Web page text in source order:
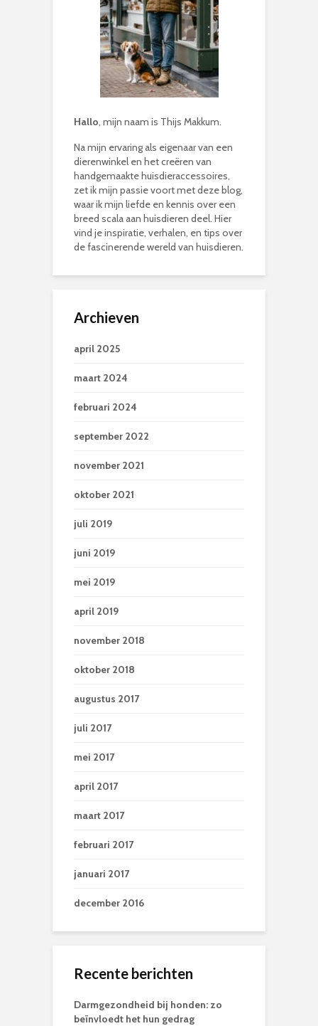
Hallo, mijn naam is Thijs Makkum.
Na mijn ervaring als eigenaar van een
dierenwinkel en het creëren van
handgemaakte huisdieraccessoires,
zet ik mijn passie voort met deze blog,
waar ik mijn liefde en kennis over een
breed scala aan huisdieren deel. Hier
vind je inspiratie, verhalen, en tips over
de fascinerende wereld van huisdieren.
Archieven
april 2025
maart 2024
februari 2024
september 2022
november 2021
oktober 2021
juli 2019
juni 2019
mei 2019
april 2019
november 2018
oktober 2018
augustus 2017
juli 2017
mei 2017
april 2017
maart 2017
februari 2017
januari 2017
december 2016
Recente berichten
Darmgezondheid bij honden: zo
beïnvloedt het hun gedrag